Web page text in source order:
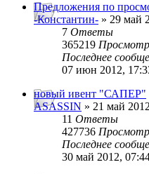
Предложения по
-Константин- » 29 май
7 Ответы
365219
Последнее
07 июн 2012,
новый ивент "САПЕР"
ASASSIN » 21 май
11 Ответы
427736
Последнее
30 май 2012,